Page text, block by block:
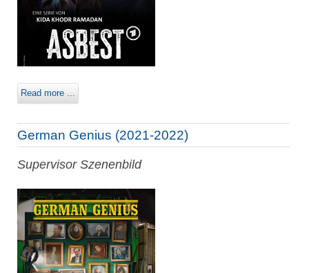
Read more ...
German Genius (2021-2022)
Supervisor Szenenbild